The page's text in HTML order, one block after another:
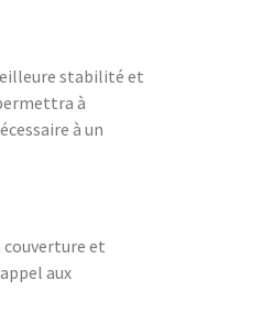
stabilité et
à
à un
et
aux